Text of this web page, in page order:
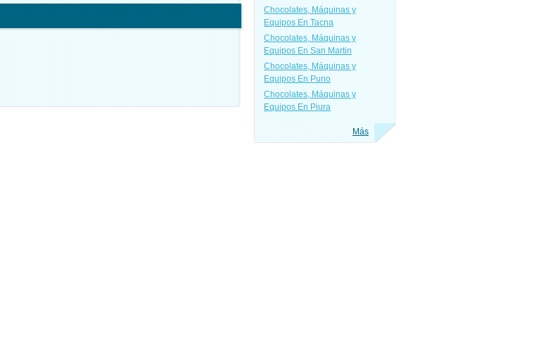
Chocolates, Máquinas y
Equipos En Tacna
Chocolates, Máquinas y
Equipos En San Martin
Chocolates, Máquinas y
Equipos En Puno
Chocolates, Máquinas y
Equipos En Piura
Más